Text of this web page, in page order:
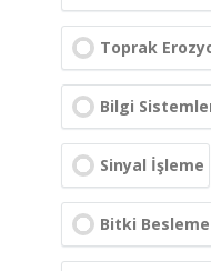
Toprak
Bilgi
Sinyal İşleme
Bitki Besleme